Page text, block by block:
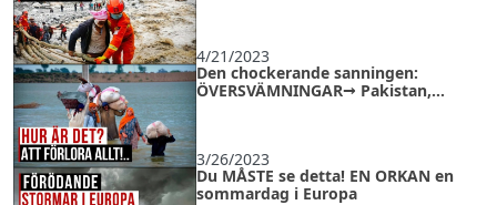
4/21/2023
Den chockerande sanningen:
ÖVERSVÄMNINGAR→ Pakistan,
3/26/2023
Du MÅSTE se detta! EN ORKAN en
sommardag i Europa